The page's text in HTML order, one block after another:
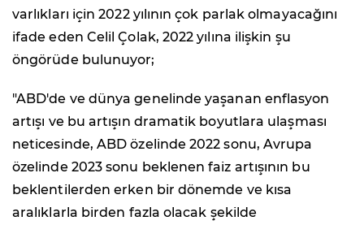
varlıkları için 2022 yılının çok parlak olmayacağını
ifade eden Celil Çolak, 2022 yılına ilişkin şu
öngörüde bulunuyor;
"ABD'de ve dünya genelinde yaşanan enflasyon
artışı ve bu artışın dramatik boyutlara ulaşması
neticesinde, ABD özelinde 2022 sonu, Avrupa
özelinde 2023 sonu beklenen faiz artışının bu
beklentilerden erken bir dönemde ve kısa
aralıklarla birden fazla olacak şekilde